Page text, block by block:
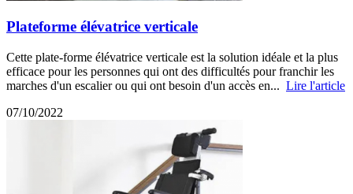
Plateforme élévatrice verticale
Cette plate-forme élévatrice verticale est la solution idéale et la plus
efficace pour les personnes qui ont des difficultés pour franchir les
marches d'un escalier ou qui ont besoin d'un accès en... Lire l'article
07/10/2022